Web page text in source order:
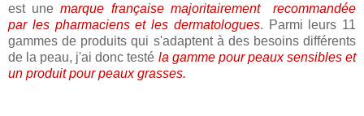
est unemarque française majoritairement recommandée
par les pharmaciens et les dermatologues. Parmi leurs 11
gammes de produits qui s'adaptent à des besoins différents
de la peau, j'ai donc testé la gamme pour peaux sensibles et
un produit pour peaux grasses.